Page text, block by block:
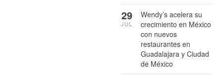
Wendy’s acelera su
crecimiento en México
con nuevos
restaurantes en
Guadalajara y Ciudad
de México
29
JUL